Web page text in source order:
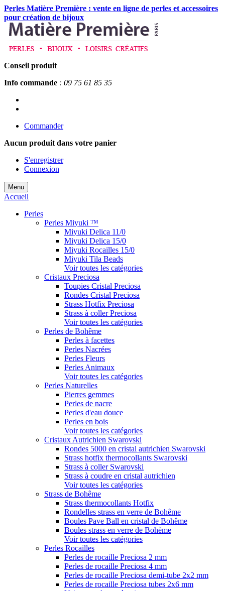
Perles Matière Première : vente en ligne de perles et accessoires
pour création de bijoux
Conseil produit
Info commande : 09 75 61 85 35
Commander
Aucun produit dans votre panier
S'enregistrer
Connexion
Menu
Accueil
Perles
Perles Miyuki ™
Miyuki Delica 11/0
Miyuki Delica 15/0
Miyuki Rocailles 15/0
Miyuki Tila Beads
Voir toutes les catégories
Cristaux Preciosa
Toupies Cristal Preciosa
Rondes Cristal Preciosa
Strass Hotfix Preciosa
Strass à coller Preciosa
Voir toutes les catégories
Perles de Bohême
Perles à facettes
Perles Nacrées
Perles Fleurs
Perles Animaux
Voir toutes les catégories
Perles Naturelles
Pierres gemmes
Perles de nacre
Perles d'eau douce
Perles en bois
Voir toutes les catégories
Cristaux Autrichien Swarovski
Rondes 5000 en cristal autrichien Swarovski
Strass hotfix thermocollants Swarovski
Strass à coller Swarovski
Strass à coudre en cristal autrichien
Voir toutes les catégories
Strass de Bohême
Strass thermocollants Hotfix
Rondelles strass en verre de Bohême
Boules Pave Ball en cristal de Bohême
Boules strass en verre de Bohème
Voir toutes les catégories
Perles Rocailles
Perles de rocaille Preciosa 2 mm
Perles de rocaille Preciosa 4 mm
Perles de rocaille Preciosa demi-tube 2x2 mm
Perles de rocaille Preciosa tubes 2x6 mm